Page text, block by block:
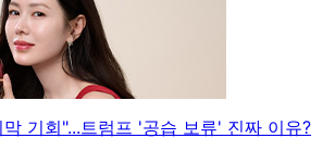
기회"...트럼프 '공습 보류' 진짜 이유?